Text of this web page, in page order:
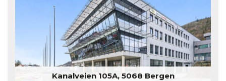
Kanalveien 105A, 5068 Bergen